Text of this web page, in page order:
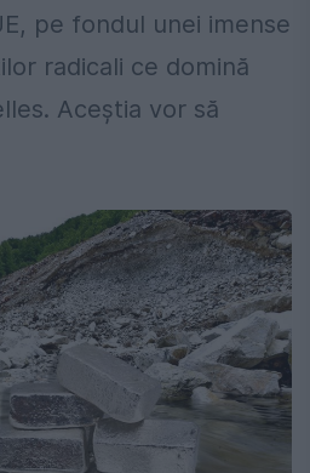
pe fondul unei imense
radicali ce domină
Aceștia vor să